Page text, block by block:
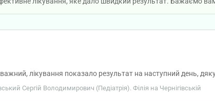
лікування показало результат на наступний день,
Сергій Володимирович (Педіатрія). Філія на Чернігівській